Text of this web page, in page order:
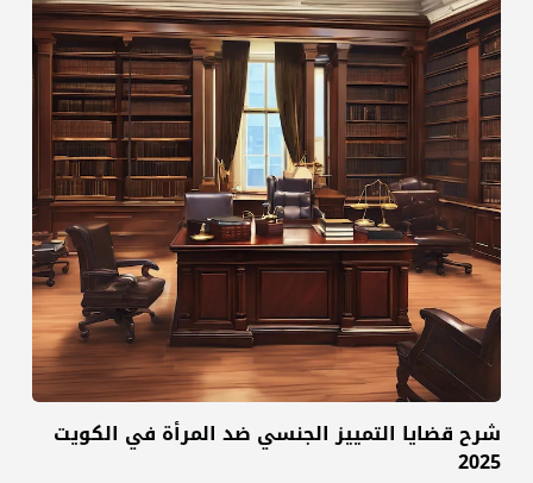
شرح قضايا التمييز الجنسي ضد المرأة في الكويت
2025